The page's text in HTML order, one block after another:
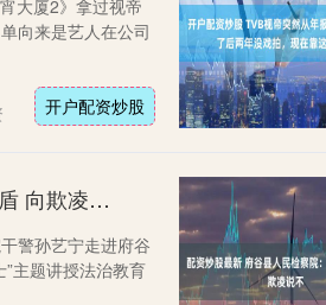
大厦2》拿过视帝
向来是艺人在公司
开户配资炒股
配资炒股最新 府谷县人民检察院：以法治为盾 向欺凌说不
警孙艺宁走进府谷
主题讲授法治教育